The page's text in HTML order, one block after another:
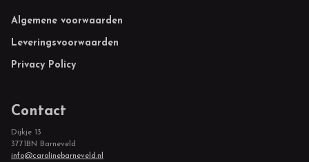
Footer
Algemene voorwaarden
Leveringsvoorwaarden
Privacy Policy
Contact
Dijkje 13
3771BN Barneveld
info@carolinebarneveld.nl